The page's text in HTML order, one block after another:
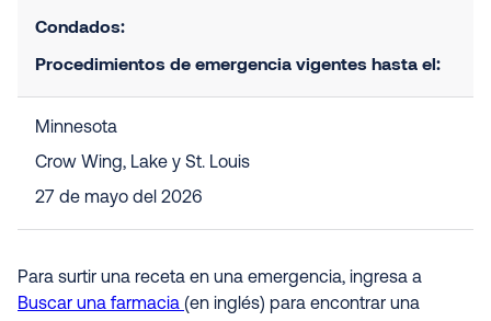
Condados:
Procedimientos de emergencia vigentes hasta el:
Minnesota
Crow Wing, Lake y St. Louis
27 de mayo del 2026
Para surtir una receta en una emergencia, ingresa a
Buscar una farmacia (en inglés) para encontrar una